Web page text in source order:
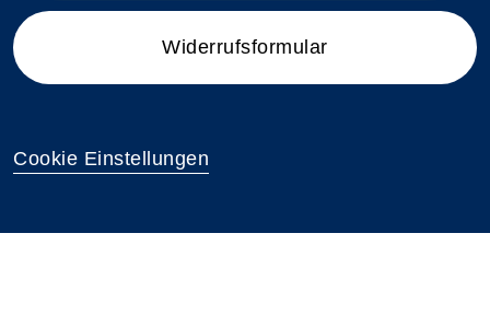
Widerrufsformular
Cookie Einstellungen